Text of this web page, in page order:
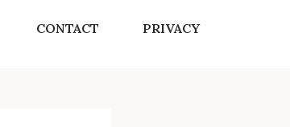
CONTACT PRIVACY